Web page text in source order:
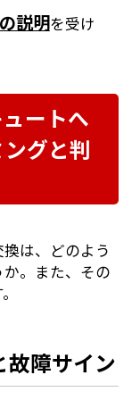
説明を受け
ートへ
グと判
は、どのよう
。また、その
障サイン